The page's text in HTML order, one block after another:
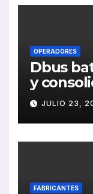
OPERADORES
Dbus
y
Sebastián
JULIO 23,
FABRICANTES